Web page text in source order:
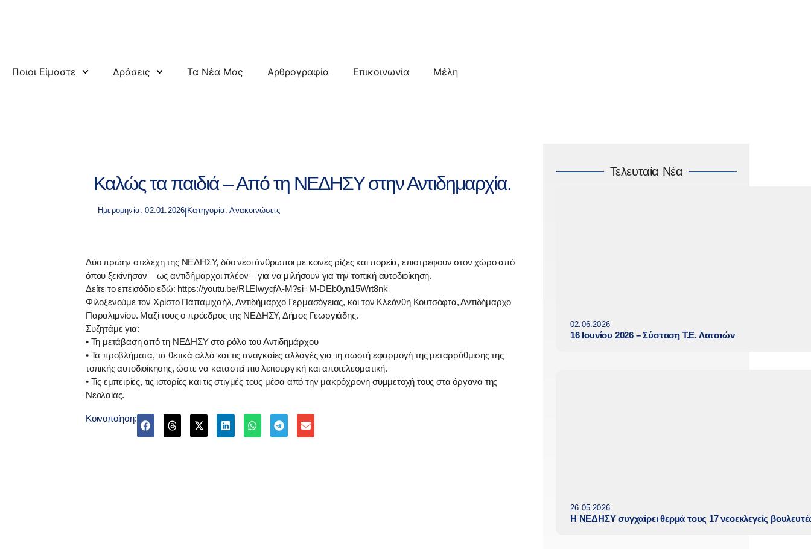
Ποιοι Είμαστε Δράσεις Τα Νέα Μας Αρθρογραφία Επικοινωνία Μέλη
Καλώς τα παιδιά – Από τη ΝΕΔΗΣΥ στην Αντιδημαρχία.
Ημερομηνία: 02.01.2026| Κατηγορία:Ανακοινώσεις
Δύο πρώην στελέχη της ΝΕΔΗΣΥ, δύο νέοι άνθρωποι με κοινές ρίζες και πορεία, επιστρέφουν στον χώρο από
όπου ξεκίνησαν – ως αντιδήμαρχοι πλέον – για να μιλήσουν για την τοπική αυτοδιοίκηση.
Δείτε το επεισόδιο εδώ: https://youtu.be/RLEIwyqfA-M?si=M-DEb0yn15Wrt8nk
Φιλοξενούμε τον Χρίστο Παπαμιχαήλ, Αντιδήμαρχο Γερμασόγειας, και τον Κλεάνθη Κουτσόφτα, Αντιδήμαρχο
Παραλιμνίου. Μαζί τους ο πρόεδρος της ΝΕΔΗΣΥ, Δήμος Γεωργιάδης.
Συζητάμε για:
• Τη μετάβαση από τη ΝΕΔΗΣΥ στο ρόλο του Αντιδημάρχου
• Τα προβλήματα, τα θετικά αλλά και τις αναγκαίες αλλαγές για τη σωστή εφαρμογή της μεταρρύθμισης της
τοπικής αυτοδιοίκησης, ώστε να καταστεί πιο λειτουργική και αποτελεσματική.
• Τις εμπειρίες, τις ιστορίες και τις στιγμές τους μέσα από την μακρόχρονη συμμετοχή τους στα όργανα της
Νεολαίας.
Κοινοποίηση:
Τελευταία Νέα
02.06.2026
16 Ιουνίου 2026 – Σύσταση Τ.Ε. Λατσιών
26.05.2026
Η ΝΕΔΗΣΥ συγχαίρει θερμά τους 17 νεοεκλεγείς